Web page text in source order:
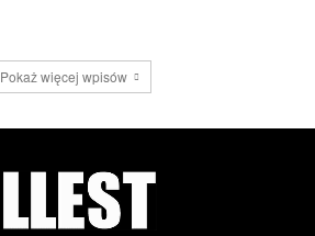
Pokaż więcej wpisów